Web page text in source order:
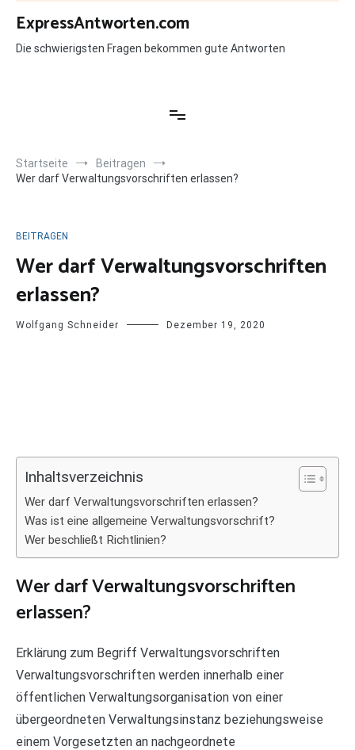
Zum
Inhalt
springen
ExpressAntworten.com
Die schwierigsten Fragen bekommen gute Antworten
Startseite
Beitragen
Wer darf Verwaltungsvorschriften erlassen?
BEITRAGEN
Wer darf Verwaltungsvorschriften
erlassen?
Wolfgang Schneider Dezember 19, 2020
Inhaltsverzeichnis
Wer darf Verwaltungsvorschriften erlassen?
Was ist eine allgemeine Verwaltungsvorschrift?
Wer beschließt Richtlinien?
Wer darf Verwaltungsvorschriften
erlassen?
Erklärung zum Begriff Verwaltungsvorschriften
Verwaltungsvorschriften werden innerhalb einer
öffentlichen Verwaltungsorganisation von einer
übergeordneten Verwaltungsinstanz beziehungsweise
einem Vorgesetzten an nachgeordnete